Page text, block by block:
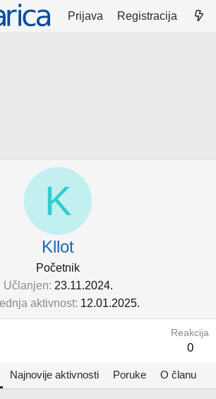
Prijava Registracija
K
Kllot
Početnik
Učlanjen 23.11.2024.
aktivnost 12.01.2025.
Reakcija
0
Najnovije aktivnosti Poruke O članu